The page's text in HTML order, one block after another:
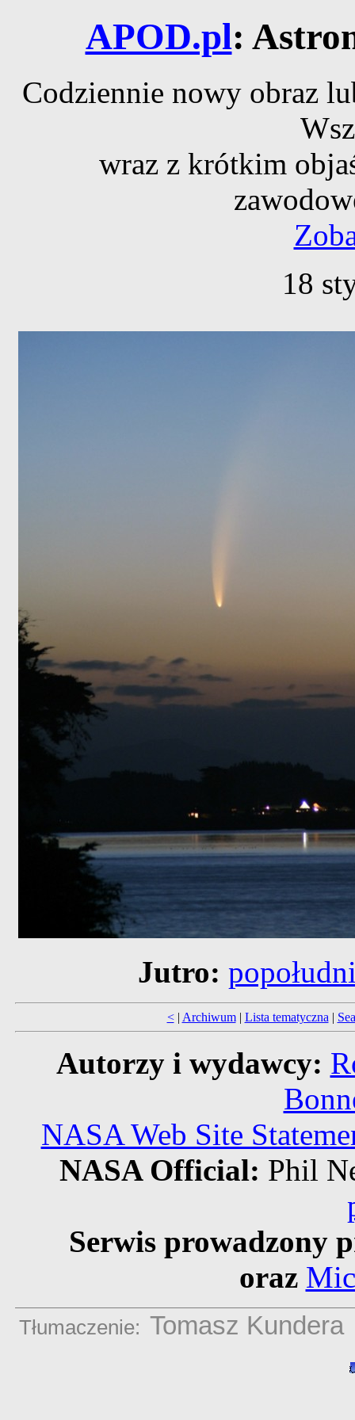
APOD.pl:
Codziennie nowy obraz
wraz z krótkim
18
Jutro:
<| Archiwum| Lista tematyczna |
Autorzy i wydawcy:
NASA Web Site
NASA Official: Phil
Serwis prowadzony
oraz
Tłumaczenie: Tomasz Kundera